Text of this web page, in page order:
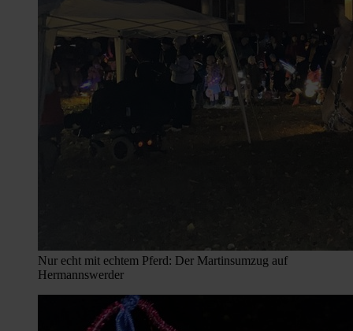
Nur echt mit echtem Pferd: Der Martinsumzug auf
Hermannswerder